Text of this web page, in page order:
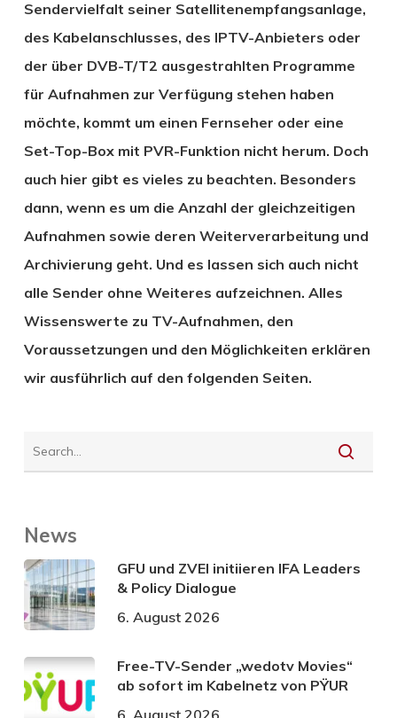
Sendervielfalt seiner Satellitenempfangsanlage,
des Kabelanschlusses, des IPTV-Anbieters oder
der über DVB-T/T2 ausgestrahlten Programme
für Aufnahmen zur Verfügung stehen haben
möchte, kommt um einen Fernseher oder eine
Set-Top-Box mit PVR-Funktion nicht herum. Doch
auch hier gibt es vieles zu beachten. Besonders
dann, wenn es um die Anzahl der gleichzeitigen
Aufnahmen sowie deren Weiterverarbeitung und
Archivierung geht. Und es lassen sich auch nicht
alle Sender ohne Weiteres aufzeichnen. Alles
Wissenswerte zu TV-Aufnahmen, den
Voraussetzungen und den Möglichkeiten erklären
wir ausführlich auf den folgenden Seiten.
News
GFU und ZVEI initiieren IFA Leaders
& Policy Dialogue
6. August 2026
Free-TV-Sender „wedotv Movies“
ab sofort im Kabelnetz von PŸUR
6. August 2026